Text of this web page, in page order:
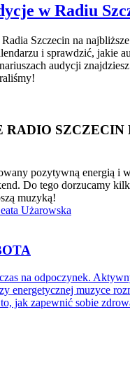
w Radiu
Radia Szczecin na
i sprawdzić, jakie
audycji
RADIO SZCZECIN
pozytywną energią i
Do tego dorzucamy
muzyką!
Użarowska
na odpoczynek.
energetycznej muzyce
jak zapewnić sobie